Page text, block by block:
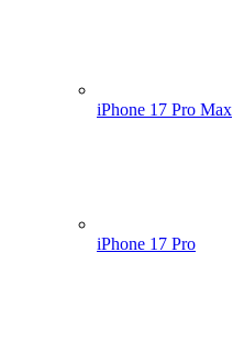
iPhone 17 Pro Max
iPhone 17 Pro